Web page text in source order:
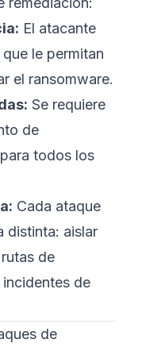
El atacante
le permitan
el ransomware.
Se requiere
de
todos los
Cada ataque
distinta: aislar
de
de
de